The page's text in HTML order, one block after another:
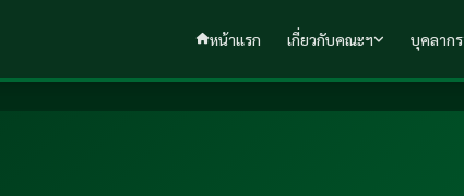
หน้าแรก เกี่ยวกับคณะฯ บุคลากร